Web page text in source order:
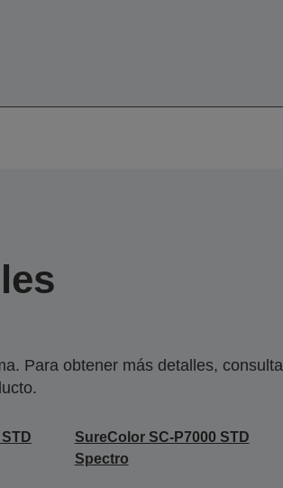
Para obtener más detalles, consulta
SureColor SC-P7000 STD
Spectro